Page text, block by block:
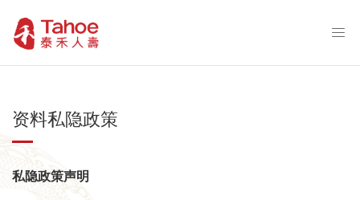
资料私隐政策
私隐政策声明